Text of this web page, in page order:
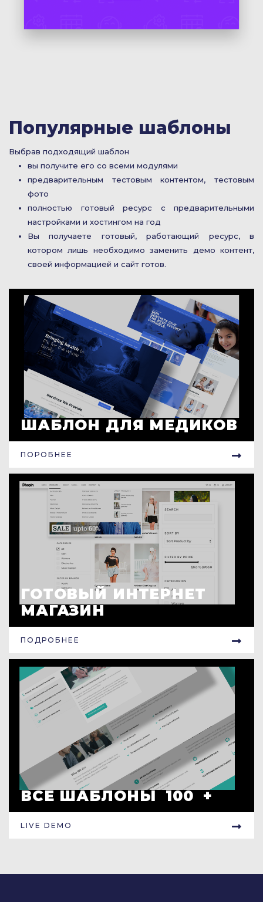
Популярные шаблоны
Выбрав подходящий шаблон
вы получите его со всеми модулями
предварительным тестовым контентом, тестовым
фото
полностью готовый ресурс с предварительными
настройками и хостингом на год
Вы получаете готовый, работающий ресурс, в
котором лишь необходимо заменить демо контент,
своей информацией и сайт готов.
ШАБЛОН ДЛЯ МЕДИКОВ
ПОРОБНЕЕ
ГОТОВЫЙ ИНТЕРНЕТ
МАГАЗИН
ПОДРОБНЕЕ
ВСЕ ШАБЛОНЫ 100 +
LIVE DEMO